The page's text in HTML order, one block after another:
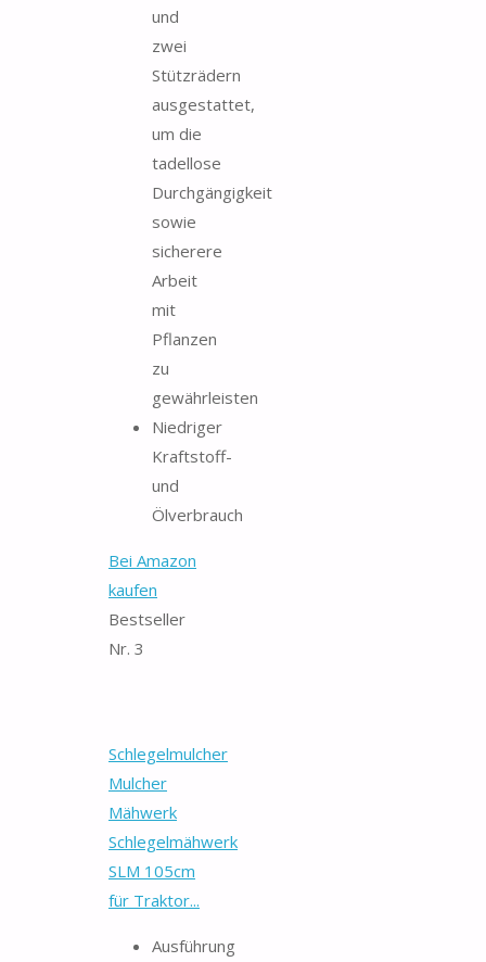
und
zwei
Stützrädern
ausgestattet,
um die
tadellose
Durchgängigkeit
sowie
sicherere
Arbeit
mit
Pflanzen
zu
gewährleisten
Niedriger
Kraftstoff-
und
Ölverbrauch
Bei Amazon
kaufen
Bestseller
Nr. 3
Schlegelmulcher
Mulcher
Mähwerk
Schlegelmähwerk
SLM 105cm
für Traktor...
Ausführung